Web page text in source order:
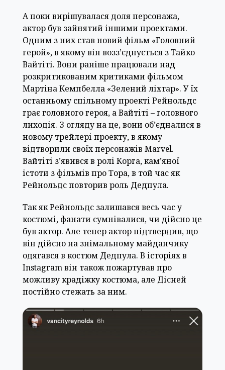
А поки вирішувалася доля персонажа,
актор був зайнятий іншими проектами.
Одним з них став новий фільм «Головний
герой», в якому він возз’єднується з Тайко
Вайтіті. Вони раніше працювали над
розкритикованим критиками фільмом
Мартіна Кемпбелла «Зелений ліхтар». У їх
останньому спільному проекті Рейнольдс
грає головного героя, а Вайтіті – головного
лиходія. З огляду на це, вони об’єдналися в
новому трейлері проекту, в якому
відтворили своїх персонажів Marvel.
Вайтіті з’явився в ролі Корга, кам’яної
істоти з фільмів про Тора, в той час як
Рейнольдс повторив роль Дедпула.
Так як Рейнольдс залишався весь час у
костюмі, фанати сумнівалися, чи дійсно це
був актор. Але тепер актор підтвердив, що
він дійсно на знімальному майданчику
одягався в костюм Дедпула. В історіях в
Instagram він також пожартував про
можливу крадіжку костюма, але Дісней
постійно стежать за ним.